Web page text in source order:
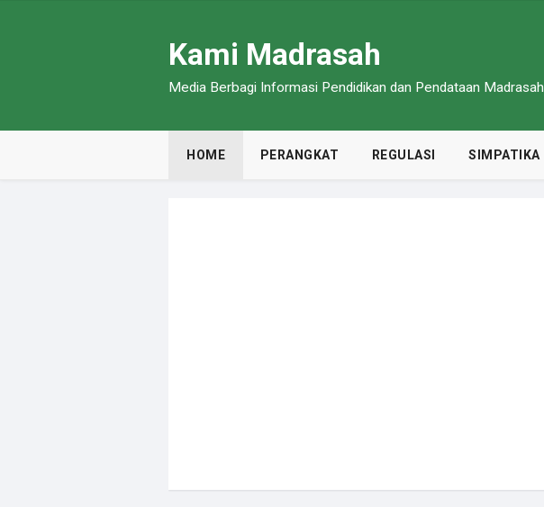
Kami Madrasah
Media Berbagi Informasi Pendidikan dan Pendataan Madrasah
HOME PERANGKAT REGULASI SIMPATIKA